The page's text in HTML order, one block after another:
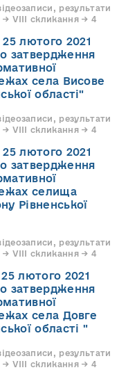
результати
→ VIII скликання → 4
25 лютого 2021
затвердження
села Висове
області"
результати
→ VIII скликання → 4
25 лютого 2021
затвердження
селища
Рівненської
результати
→ VIII скликання → 4
лютого 2021
затвердження
села Довге
області "
результати
→ VIII скликання → 4